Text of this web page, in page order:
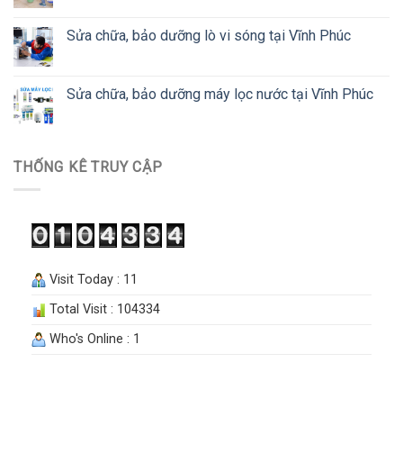
Sửa chữa, bảo dưỡng lò vi sóng tại Vĩnh Phúc
Sửa chữa, bảo dưỡng máy lọc nước tại Vĩnh Phúc
THỐNG KÊ TRUY CẬP
Visit Today : 11
Total Visit : 104334
Who's Online : 1